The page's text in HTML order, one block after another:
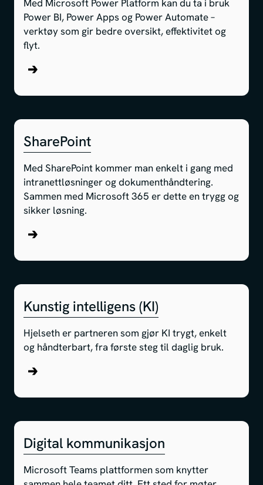
Med Microsoft Power Platform kan du ta i bruk
Power BI, Power Apps og Power Automate –
verktøy som gir bedre oversikt, effektivitet og
flyt.
SharePoint
Med SharePoint kommer man enkelt i gang med
intranettløsninger og dokumenthåndtering.
Sammen med Microsoft 365 er dette en trygg og
sikker løsning.
Kunstig intelligens (KI)
Hjelseth er partneren som gjør KI trygt, enkelt
og håndterbart, fra første steg til daglig bruk.
Digital kommunikasjon
Microsoft Teams plattformen som knytter